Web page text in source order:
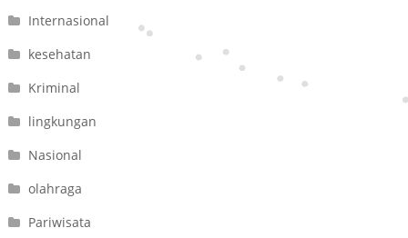
Internasional
kesehatan
Kriminal
lingkungan
Nasional
olahraga
Pariwisata